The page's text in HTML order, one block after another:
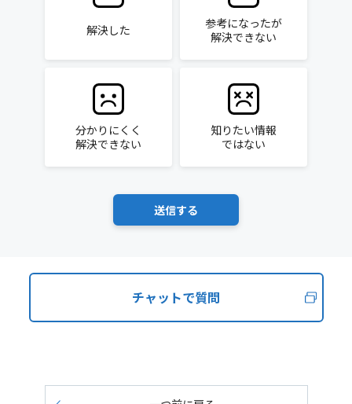
解決した
参考になったが
解決できない
分かりにくく
解決できない
知りたい情報
ではない
チャットで質問